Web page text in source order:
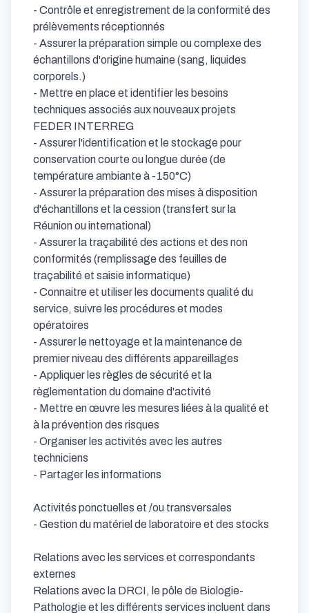
- Contrôle et enregistrement de la conformité des
prélèvements réceptionnés
- Assurer la préparation simple ou complexe des
échantillons d'origine humaine (sang, liquides
corporels.)
- Mettre en place et identifier les besoins
techniques associés aux nouveaux projets
FEDER INTERREG
- Assurer l'identification et le stockage pour
conservation courte ou longue durée (de
température ambiante à -150°C)
- Assurer la préparation des mises à disposition
d'échantillons et la cession (transfert sur la
Réunion ou international)
- Assurer la traçabilité des actions et des non
conformités (remplissage des feuilles de
traçabilité et saisie informatique)
- Connaitre et utiliser les documents qualité du
service, suivre les procédures et modes
opératoires
- Assurer le nettoyage et la maintenance de
premier niveau des différents appareillages
- Appliquer les règles de sécurité et la
règlementation du domaine d'activité
- Mettre en œuvre les mesures liées à la qualité et
à la prévention des risques
- Organiser les activités avec les autres
techniciens
- Partager les informations
Activités ponctuelles et /ou transversales
- Gestion du matériel de laboratoire et des stocks
Relations avec les services et correspondants
externes
Relations avec la DRCI, le pôle de Biologie-
Pathologie et les différents services incluent dans